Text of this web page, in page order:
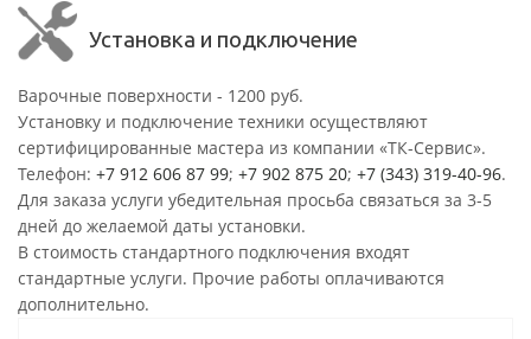
Установка и подключение
Варочные поверхности - 1200 руб.
Установку и подключение техники осуществляют
сертифицированные мастера из компании «ТК-Сервис».
Телефон: +7 912 606 87 99; +7 902 875 20; +7 (343) 319-40-96.
Для заказа услуги убедительная просьба связаться за 3-5
дней до желаемой даты установки.
В стоимость стандартного подключения входят
стандартные услуги. Прочие работы оплачиваются
дополнительно.